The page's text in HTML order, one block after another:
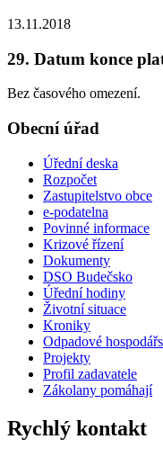
13.11.2018
29. Datum konce
Bez časového omezení.
Obecní úřad
Úřední deska
Rozpočet
Zastupitelstvo obce
e-podatelna
Povinné informace
Krizové řízení
Dokumenty
DSO Budečsko
Úřední hodiny
Životní situace
Kroniky
Odpadové
Projekty
Profil zadavatele
Zákolany pomáhají
Rychlý kontakt